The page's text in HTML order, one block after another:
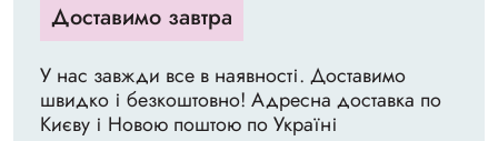
Доставимо завтра
У нас завжди все в наявності. Доставимо
швидко і безкоштовно! Адресна доставка по
Києву і Новою поштою по Україні